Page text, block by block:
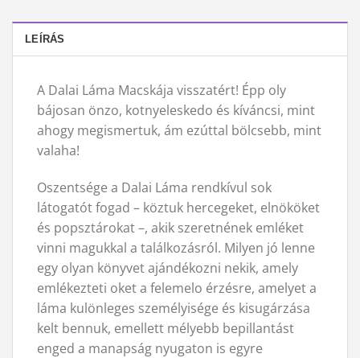
LEÍRÁS
A Dalai Láma Macskája visszatért! Épp oly
bájosan önzo, kotnyeleskedo és kíváncsi, mint
ahogy megismertuk, ám ezúttal bölcsebb, mint
valaha!
Oszentsége a Dalai Láma rendkívul sok
látogatót fogad – köztuk hercegeket, elnököket
és popsztárokat –, akik szeretnének emléket
vinni magukkal a találkozásról. Milyen jó lenne
egy olyan könyvet ajándékozni nekik, amely
emlékezteti oket a felemelo érzésre, amelyet a
láma kulönleges személyisége és kisugárzása
kelt bennuk, emellett mélyebb bepillantást
enged a manapság nyugaton is egyre